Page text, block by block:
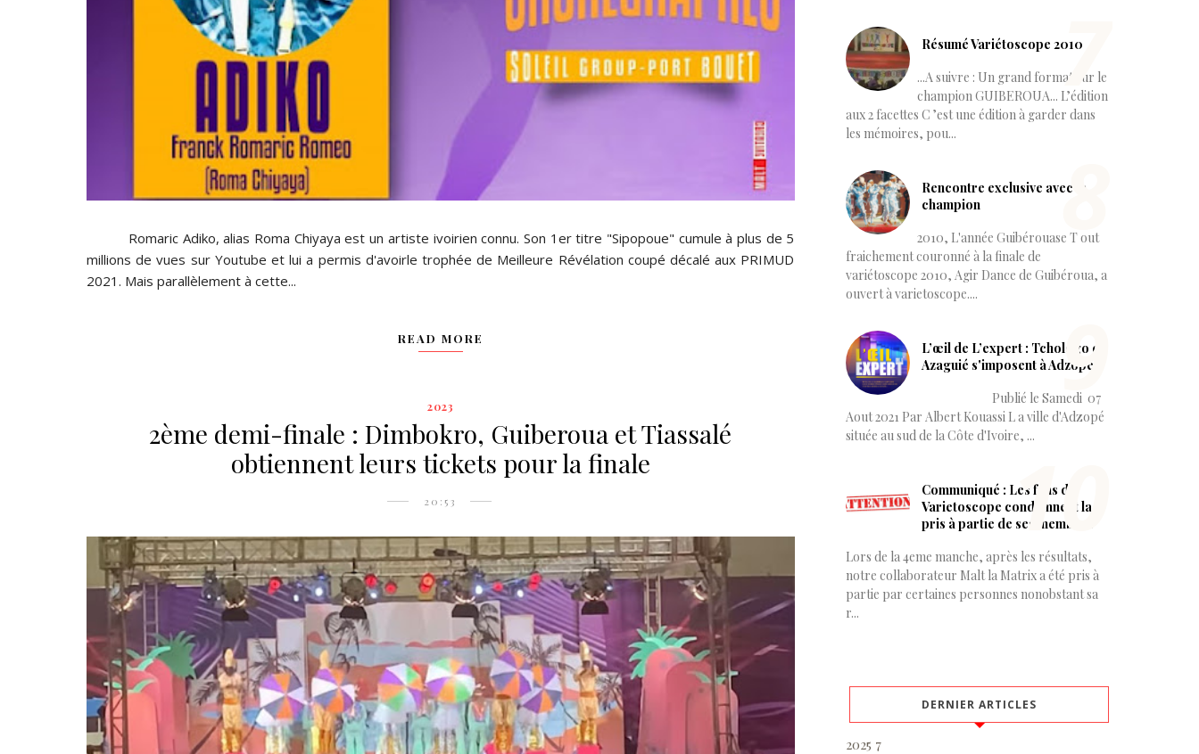
Romaric Adiko, alias Roma Chiyaya est un artiste ivoirien connu. Son 1er titre "Sipopoue" cumule à plus de 5
millions de vues sur Youtube et lui a permis d'avoirle trophée de Meilleure Révélation coupé décalé aux PRIMUD
2021. Mais parallèlement à cette...
READ MORE
2023
2ème demi-finale : Dimbokro, Guiberoua et Tiassalé
obtiennent leurs tickets pour la finale
20:53
Résumé Variétoscope 2010
...A suivre : Un grand format sur le
champion GUIBEROUA... L’édition
aux 2 facettes C ’est une édition à garder dans
les mémoires, pou...
Rencontre exclusive avec le
champion
2010, L'année Guibérouase T out
fraichement couronné à la finale de
variétoscope 2010, Agir Dance de Guibéroua, a
ouvert à varietoscope....
L’œil de L’expert : Tchologo et
Azaguié s'imposent à Adzopé.
Publié le Samedi 07
Aout 2021 Par Albert Kouassi L a ville d'Adzopé
située au sud de la Côte d'Ivoire, ...
Communiqué : Les fans de
Varietoscope condamnent la
pris à partie de ses membres
Lors de la 4eme manche, après les résultats,
notre collaborateur Malt la Matrix a été pris à
partie par certaines personnes nonobstant sa
r...
DERNIER ARTICLES
2025 7